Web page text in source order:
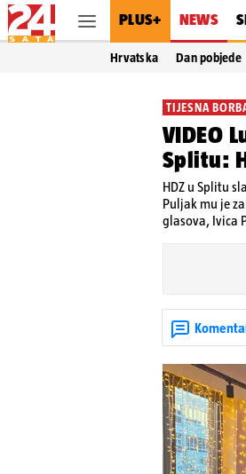
PLUS+ NEWS
Hrvatska Dan pobjede
TIJESNA
VIDEO
Splitu:
HDZ u Splitu
Puljak mu je
glasova, Ivica